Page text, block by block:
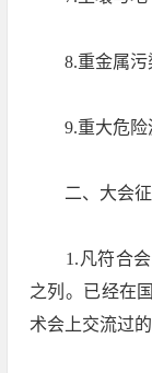
8.重金属污
9.重大危险
二、大会征
1.凡符合会
之列。已经在
术会上交流过